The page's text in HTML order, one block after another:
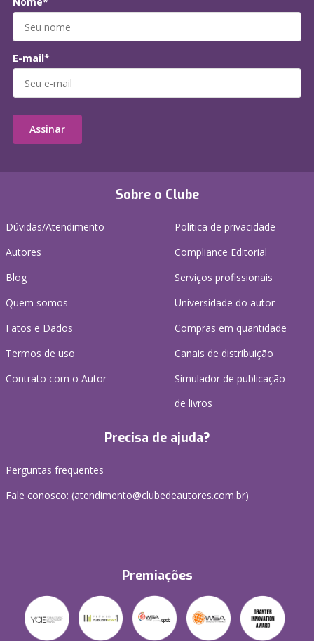
Sobre o Clube
Dúvidas/Atendimento
Autores
Blog
Quem somos
Fatos e Dados
Termos de uso
Contrato com o Autor
Política de privacidade
Compliance Editorial
Serviços profissionais
Universidade do autor
Compras em quantidade
Canais de distribuição
Simulador de publicação
de livros
Precisa de ajuda?
Perguntas frequentes
Fale conosco: (atendimento@clubedeautores.com.br)
Premiações
E-mail*
Assinar